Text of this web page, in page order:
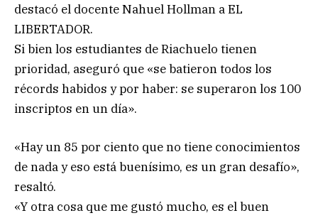
destacó el docente Nahuel Hollman a EL
LIBERTADOR.
Si bien los estudiantes de Riachuelo tienen
prioridad, aseguró que «se batieron todos los
récords habidos y por haber: se superaron los 100
inscriptos en un día».
«Hay un 85 por ciento que no tiene conocimientos
de nada y eso está buenísimo, es un gran desafío»,
resaltó.
«Y otra cosa que me gustó mucho, es el buen